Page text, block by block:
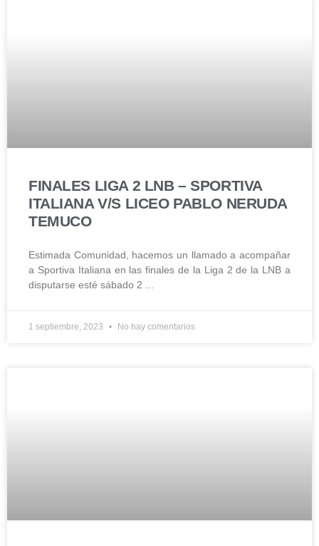
FINALES LIGA 2 LNB – SPORTIVA
ITALIANA V/S LICEO PABLO NERUDA
TEMUCO
Estimada Comunidad, hacemos un llamado a acompañar
a Sportiva Italiana en las finales de la Liga 2 de la LNB a
disputarse esté sábado 2
1 septiembre, 2023 No hay comentarios